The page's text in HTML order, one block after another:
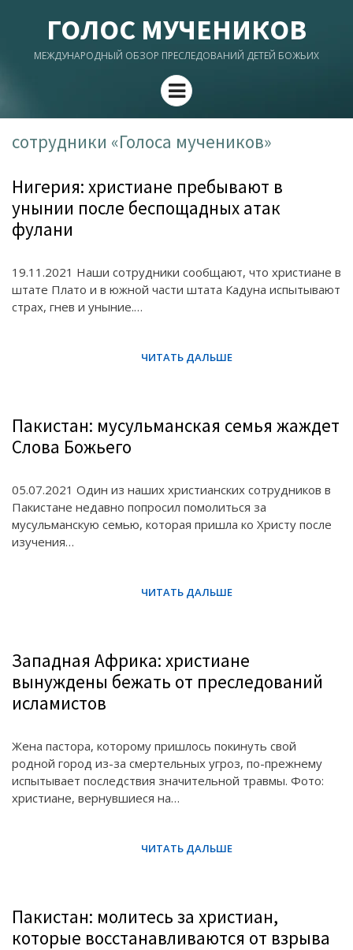
ГОЛОС МУЧЕНИКОВ
МЕЖДУНАРОДНЫЙ ОБЗОР ПРЕСЛЕДОВАНИЙ ДЕТЕЙ БОЖЬИХ
Menu
сотрудники «Голоса мучеников»
Нигерия: христиане пребывают в
унынии после беспощадных атак
фулани
19.11.2021 Наши сотрудники сообщают, что христиане в
штате Плато и в южной части штата Кадуна испытывают
страх, гнев и уныние.…
Пакистан: мусульманская семья жаждет
Слова Божьего
05.07.2021 Один из наших христианских сотрудников в
Пакистане недавно попросил помолиться за
мусульманскую семью, которая пришла ко Христу после
изучения…
Западная Африка: христиане
вынуждены бежать от преследований
исламистов
Жена пастора, которому пришлось покинуть свой
родной город из-за смертельных угроз, по-прежнему
испытывает последствия значительной травмы. Фото:
христиане, вернувшиеся на…
Пакистан: молитесь за христиан,
которые восстанавливаются от взрыва